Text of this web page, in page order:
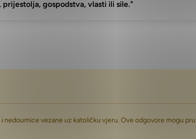
gospodstva, vlasti ili sile."
vezane uz katoličku vjeru. Ove odgovore mogu